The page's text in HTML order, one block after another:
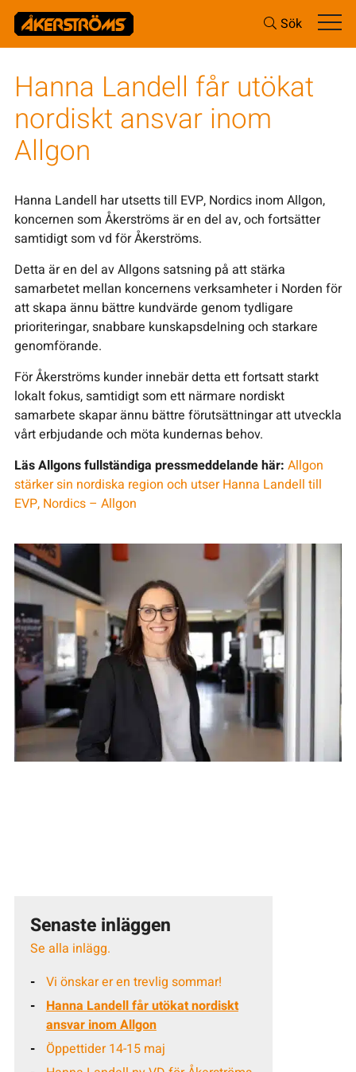
Sök
Hanna Landell får utökat
nordiskt ansvar inom
Allgon
Hanna Landell har utsetts till EVP, Nordics inom Allgon,
koncernen som Åkerströms är en del av, och fortsätter
samtidigt som vd för Åkerströms.
Detta är en del av Allgons satsning på att stärka
samarbetet mellan koncernens verksamheter i Norden för
att skapa ännu bättre kundvärde genom tydligare
prioriteringar, snabbare kunskapsdelning och starkare
genomförande.
För Åkerströms kunder innebär detta ett fortsatt starkt
lokalt fokus, samtidigt som ett närmare nordiskt
samarbete skapar ännu bättre förutsättningar att utveckla
vårt erbjudande och möta kundernas behov.
Läs Allgons fullständiga pressmeddelande här: Allgon
stärker sin nordiska region och utser Hanna Landell till
EVP, Nordics – Allgon
Senaste inläggen
Se alla inlägg.
Vi önskar er en trevlig sommar!
Hanna Landell får utökat nordiskt
ansvar inom Allgon
Öppettider 14-15 maj